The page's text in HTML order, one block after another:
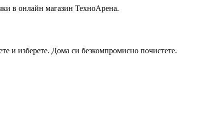
в онлайн магазин ТехноАрена.
и изберете. Дома си безкомпромисно почистете.